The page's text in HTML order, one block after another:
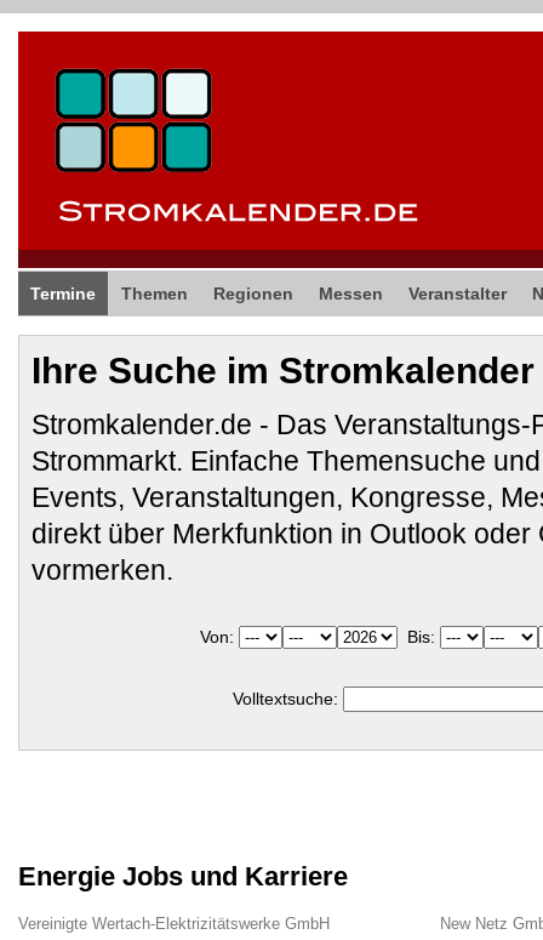
Termine Themen Regionen Messen Veranstalter
Ihre Suche im Stromkalender
Stromkalender.de - Das Veranstaltungs-
Strommarkt. Einfache Themensuche
Events, Veranstaltungen, Kongresse,
direkt über Merkfunktion in Outlook oder
vormerken.
Von: Bis:
Volltextsuche:
Energie Jobs und Karriere
Vereinigte Wertach-Elektrizitätswerke GmbH New Netz